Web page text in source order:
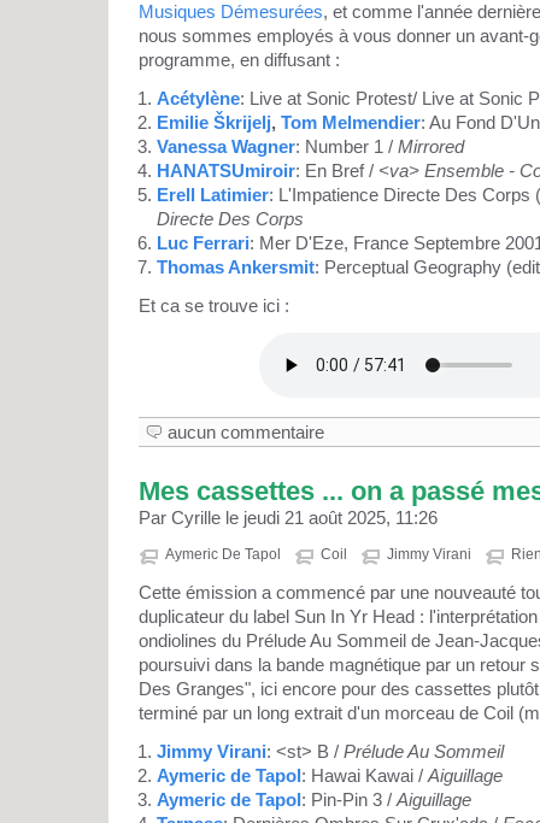
Musiques Démesurées, et comme l'année
nous sommes employés à vous donner un avant-
programme, en diffusant :
Acétylène: Live at Sonic Protest/ Live at Sonic
Emilie Škrijelj, Tom Melmendier: Au Fond
Vanessa Wagner: Number 1 / Mirrored
HANATSUmiroir: En Bref / <va> Ensemble -
Erell Latimier: L'Impatience Directe Des Corps
Directe Des Corps
Luc Ferrari: Mer D'Eze, France Septembre
Thomas Ankersmit: Perceptual Geography
Et ca se trouve ici :
aucun commentaire
Mes cassettes ... on a passé
Par Cyrille le jeudi 21 août 2025, 11:26
Aymeric De Tapol Coil Jimmy Virani
Cette émission a commencé par une nouveauté
duplicateur du label Sun In Yr Head :
ondiolines du Prélude Au Sommeil de Jean-
poursuivi dans la bande magnétique par un retour
Des Granges", ici encore pour des cassettes
terminé par un long extrait d'un morceau de Coil
Jimmy Virani: <st> B / Prélude Au Sommeil
Aymeric de Tapol: Hawai Kawai / Aiguillage
Aymeric de Tapol: Pin-Pin 3 / Aiguillage